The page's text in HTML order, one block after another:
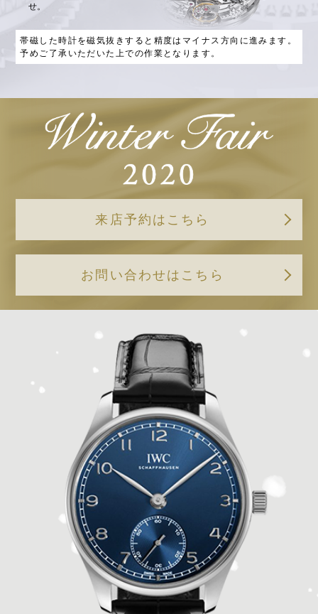
せ。
帯磁した時計を磁気抜きすると精度はマイナス方向に進みます。
予めご了承いただいた上での作業となります。
来店予約はこちら
お問い合わせはこちら